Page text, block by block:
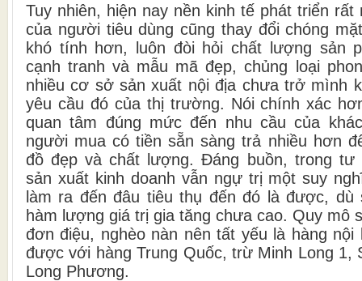
Tuy nhiên, hiện nay nền kinh tế phát triển rất
của người tiêu dùng cũng thay đổi chóng
khó tính hơn, luôn đòi hỏi chất lượng sản
cạnh tranh và mẫu mã đẹp, chủng loại
nhiều cơ sở sản xuất nội địa chưa trở mình
yêu cầu đó của thị trường. Nói chính xác
quan tâm đúng mức đến nhu cầu của
người mua có tiền sẵn sàng trả nhiều hơn
đồ đẹp và chất lượng. Đáng buồn, trong tư
sản xuất kinh doanh vẫn ngự trị một suy
làm ra đến đâu tiêu thụ đến đó là được,
hàm lượng giá trị gia tăng chưa cao. Quy mô
đơn điệu, nghèo nàn nên tất yếu là hàng nội
được với hàng Trung Quốc, trừ Minh Long 1,
Long Phương.